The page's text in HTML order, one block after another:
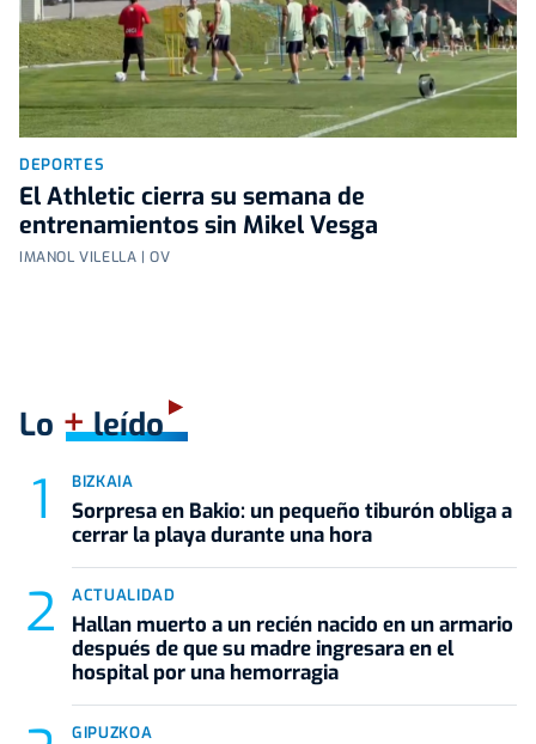
DEPORTES
El Athletic cierra su semana de
entrenamientos sin Mikel Vesga
IMANOL VILELLA | OV
Lo +leído
BIZKAIA
Sorpresa en Bakio: un pequeño tiburón obliga a
cerrar la playa durante una hora
ACTUALIDAD
Hallan muerto a un recién nacido en un armario
después de que su madre ingresara en el
hospital por una hemorragia
GIPUZKOA